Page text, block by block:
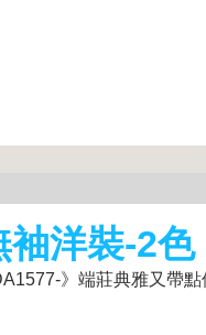
洋裝-2色
》端莊典雅又帶